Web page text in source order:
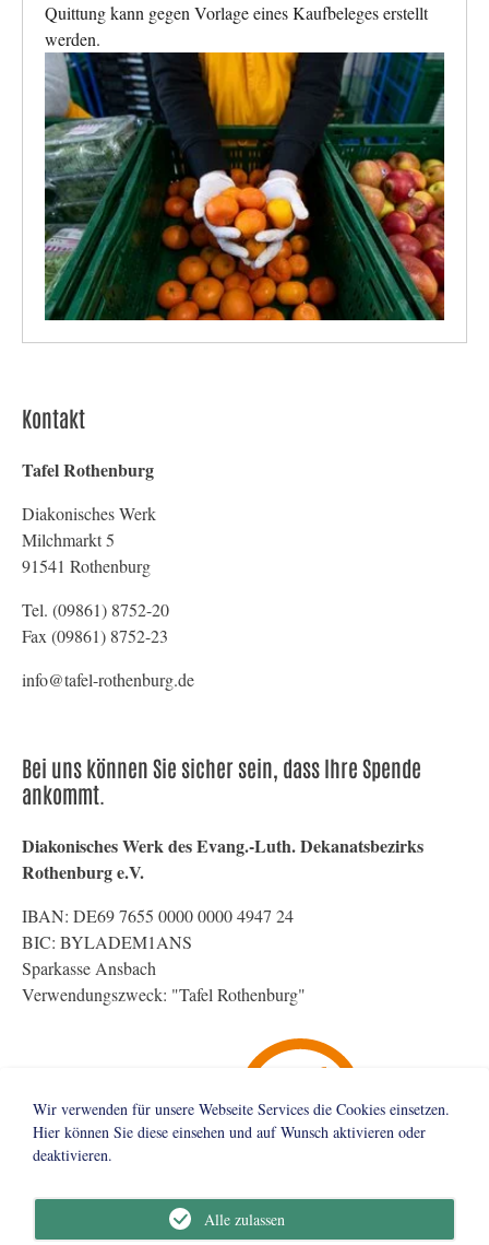
Quittung kann gegen Vorlage eines Kaufbeleges erstellt
werden.
Kontakt
Tafel Rothenburg
Diakonisches Werk
Milchmarkt 5
91541 Rothenburg
Tel. (09861) 8752-20
Fax (09861) 8752-23
info@tafel-rothenburg.de
Bei uns können Sie sicher sein, dass Ihre Spende
ankommt.
Diakonisches Werk des Evang.-Luth. Dekanatsbezirks
Rothenburg e.V.
IBAN: DE69 7655 0000 0000 4947 24
BIC: BYLADEM1ANS
Sparkasse Ansbach
Verwendungszweck: "Tafel Rothenburg"
Wir verwenden für unsere Webseite Services die Cookies einsetzen.
Hier können Sie diese einsehen und auf Wunsch aktivieren oder
deaktivieren.
Alle zulassen